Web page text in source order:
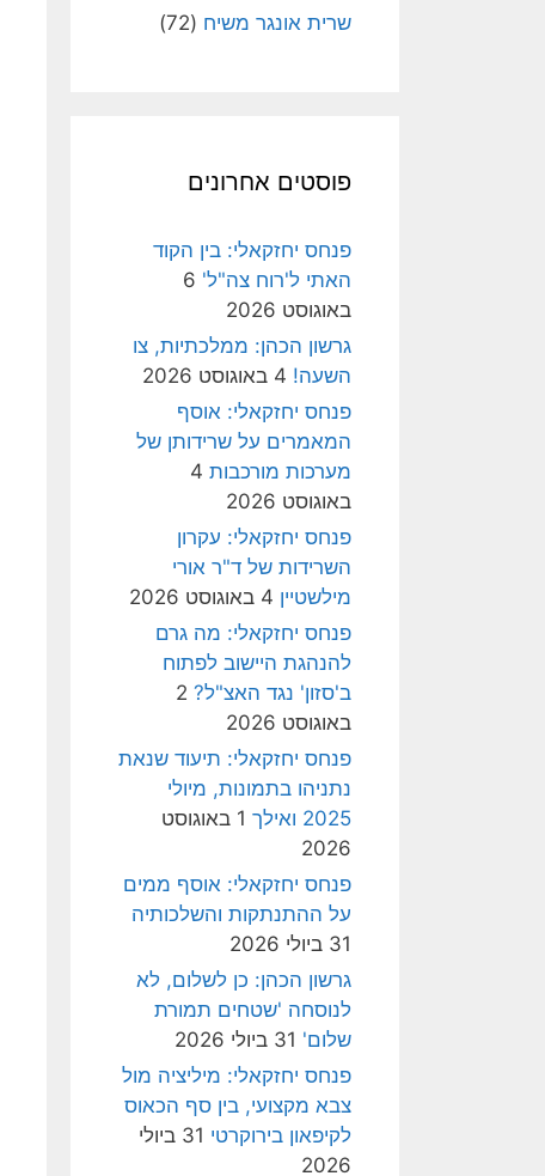
שרית אונגר משיח (72)
פוסטים אחרונים
פנחס יחזקאלי: בין הקוד
האתי ל'רוח צה"ל' 6
באוגוסט 2026
גרשון הכהן: ממלכתיות, צו
השעה! 4 באוגוסט 2026
פנחס יחזקאלי: אוסף
המאמרים על שרידותן של
מערכות מורכבות 4
באוגוסט 2026
פנחס יחזקאלי: עקרון
השרידות של ד"ר אורי
מילשטיין 4 באוגוסט 2026
פנחס יחזקאלי: מה גרם
להנהגת היישוב לפתוח
ב'סזון' נגד האצ"ל? 2
באוגוסט 2026
פנחס יחזקאלי: תיעוד שנאת
נתניהו בתמונות, מיולי
2025 ואילך
1 באוגוסט
2026
פנחס יחזקאלי: אוסף ממים
על ההתנתקות והשלכותיה
31 ביולי 2026
גרשון הכהן: כן לשלום, לא
לנוסחה 'שטחים תמורת
שלום' 31 ביולי 2026
פנחס יחזקאלי: מיליציה מול
צבא מקצועי, בין סף הכאוס
לקיפאון בירוקרטי
31 ביולי
2026